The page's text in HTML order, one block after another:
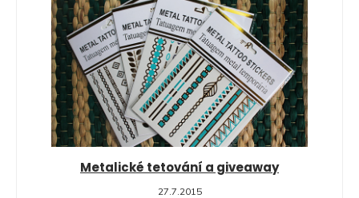
Metalické tetování a giveaway
27.7.2015